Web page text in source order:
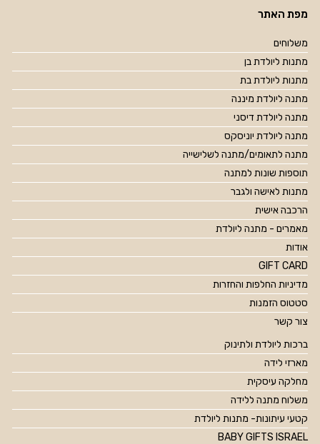
מפת האתר
משלוחים
מתנות ליולדת בן
מתנות ליולדת בת
מתנה ליולדת מיננה
מתנה ליולדת דיסני
מתנה ליולדת יוניסקס
מתנה לתאומים/מתנה לשלישייה
תוספות שונות למתנה
מתנות לאישה ולגבר
הרכבה אישית
מאמרים - מתנה ליולדת
אודות
GIFT CARD
מדיניות החלפות והחזרות
סטטוס הזמנות
צור קשר
ברכות ליולדת ולתינוק
מארזי לידה
מחלקה עיסקית
משלוח מתנה ללידה
קטעי עיתונות- מתנות ליולדת
BABY GIFTS ISRAEL